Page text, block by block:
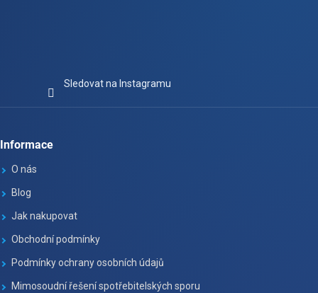
Sledovat na Instagramu
Informace
O nás
Blog
Jak nakupovat
Obchodní podmínky
Podmínky ochrany osobních údajů
Mimosoudní řešení spotřebitelských sporu